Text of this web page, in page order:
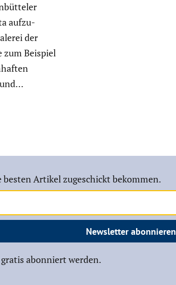
aufzu­
der
zum Beispiel
Artikel zugeschickt bekommen.
Newsletter abonnieren
abonniert werden.